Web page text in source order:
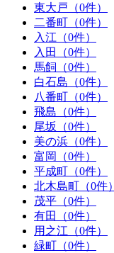
東大戸（0件）
二番町（0件）
入江（0件）
入田（0件）
馬飼（0件）
白石島（0件）
八番町（0件）
飛島（0件）
尾坂（0件）
美の浜（0件）
富岡（0件）
平成町（0件）
北木島町（0件）
茂平（0件）
有田（0件）
用之江（0件）
緑町（0件）